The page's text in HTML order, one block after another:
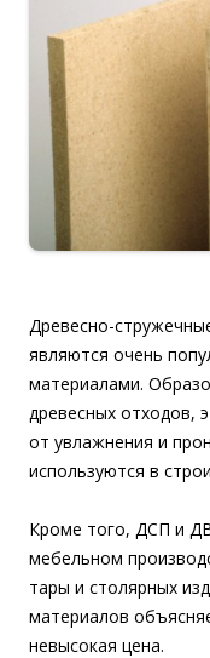
Древесно-
являются очень
материалами.
древесных отходов,
от увлажнения и
используются в
Кроме того, ДСП и
мебельном
тары и столярных
материалов
невысокая цена.